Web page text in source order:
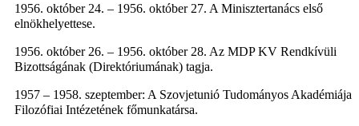
1956. október 24. – 1956. október 27. A Minisztertanács első
elnökhelyettese.
1956. október 26. – 1956. október 28. Az MDP KV Rendkívüli
Bizottságának (Direktóriumának) tagja.
1957 – 1958. szeptember: A Szovjetunió Tudományos Akadémiája
Filozófiai Intézetének főmunkatársa.